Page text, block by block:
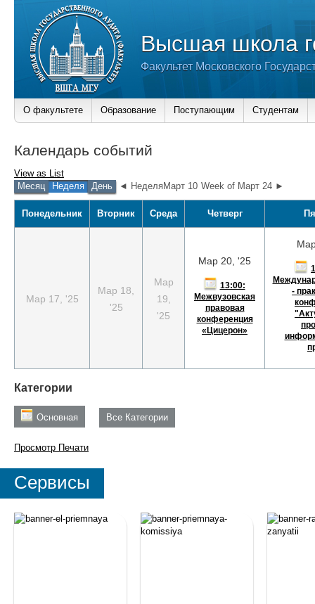
Высшая школа
Факультет Московского
О факультете Образование Поступающим Студентам
Календарь событий
View as List
Месяц
Неделя День ◄ НеделяМарт 10 Week of Март 24 ►
Понедельник Вторник Среда Четверг
Мар 17, '25
Мар 18,
'25
Мар
19,
'25
Мар 20, '25
13:00:
Межвузовская
правовая
конференция
«Цицерон»
-
Категории
Основная Все Категории
Просмотр Печати
Сервисы